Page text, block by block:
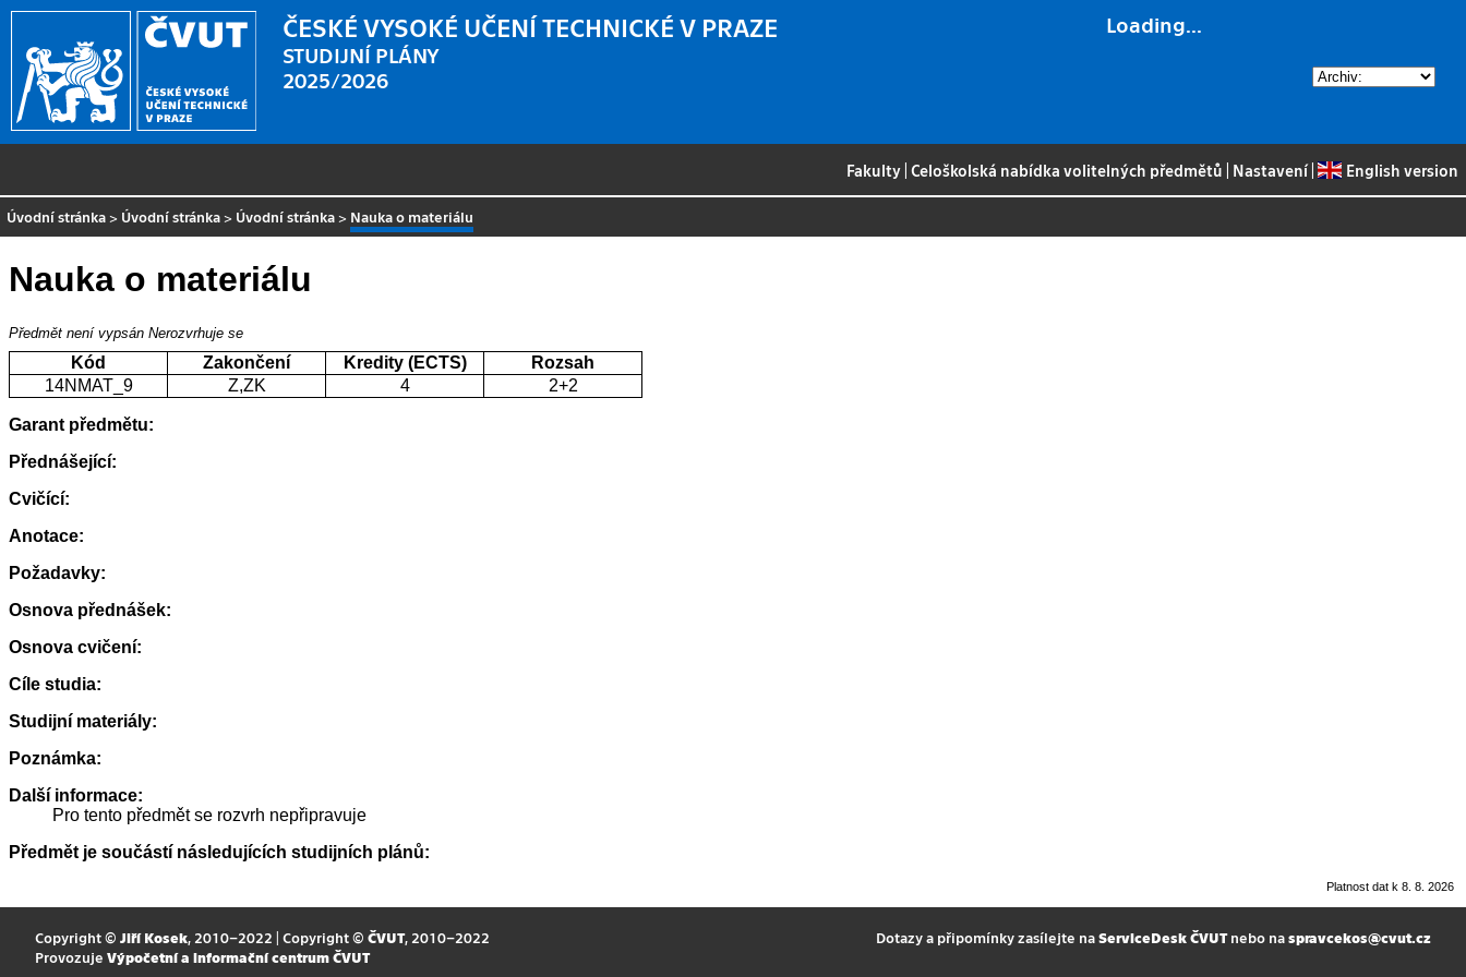
Loading...
ČESKÉ VYSOKÉ UČENÍ TECHNICKÉ V PRAZE
STUDIJNÍ PLÁNY
2025/2026
Fakulty |Celoškolská nabídka volitelných předmětů Nastavení| English version
Úvodní stránka > Úvodní stránka > Úvodní stránka > Nauka o materiálu
Nauka o materiálu
Předmět není vypsán Nerozvrhuje se
Kód Zakončení Kredity (ECTS)
Rozsah
14NMAT_9
Z,ZK 4 2+2
Garant předmětu:
Přednášející:
Cvičící:
Anotace:
Požadavky:
Osnova přednášek:
Osnova cvičení:
Cíle studia:
Studijní materiály:
Poznámka:
Další informace:
Pro tento předmět se rozvrh nepřipravuje
Předmět je součástí následujících studijních plánů:
Platnost dat k 8. 8. 2026
Copyright © Jiří Kosek, 2010–2022 | Copyright © ČVUT, 2010–2022
Provozuje Výpočetní a informační centrum ČVUT
Dotazy a připomínky zasílejte naServiceDesk ČVUTnebo naspravcekos@cvut.cz